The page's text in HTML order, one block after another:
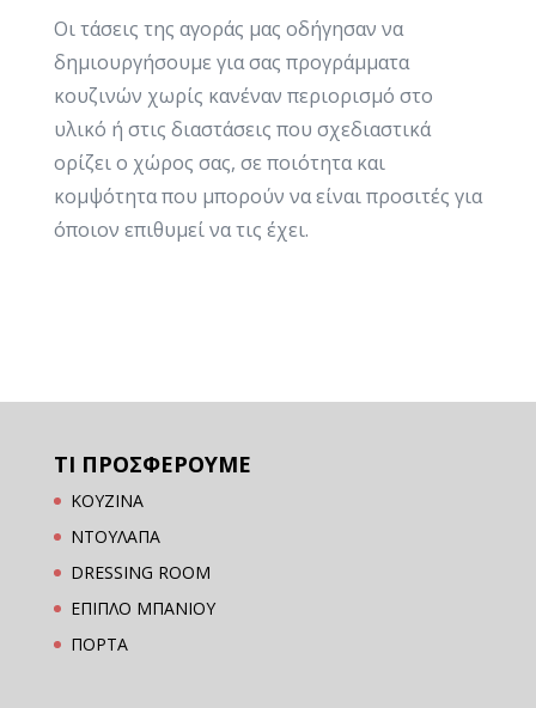
Οι τάσεις της αγοράς μας οδήγησαν να
δημιουργήσουμε για σας προγράμματα
κουζινών χωρίς κανέναν περιορισμό στο
υλικό ή στις διαστάσεις που σχεδιαστικά
ορίζει ο χώρος σας, σε ποιότητα και
κομψότητα που μπορούν να είναι προσιτές για
όποιον επιθυμεί να τις έχει.
ΤΙ ΠΡΟΣΦΕΡΟΥΜΕ
ΚΟΥΖΙΝΑ
ΝΤΟΥΛΑΠΑ
DRESSING ROOM
ΕΠΙΠΛΟ ΜΠΑΝΙΟΥ
ΠΟΡΤΑ